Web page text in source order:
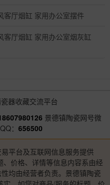
客厅烟缸 家用办公室摆件
客厅烟缸 家用办公室烟灰缸
器收藏交流平台
景德镇陶瓷网号微
： 656500
平台及互联网信息服务提供
价格、详情等信息内容系由经
均由经营者负责。景德镇陶瓷